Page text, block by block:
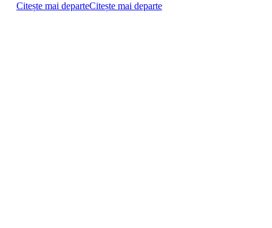
Citește mai departeCitește mai departe